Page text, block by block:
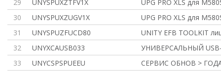
29
UNYSPUXZTFV1X
UPG PRO XLS для
30
UNYSPUXZUGV1X
UPG PRO XLS для
31
UNYSPUZFUCD80
UNITY EFB TOOLKIT
32
UNYXCAUSB033
УНИВЕРСАЛЬНЫЙ
33
UNYCSPSPUEEU
СЕРВИС ОБНОВ >